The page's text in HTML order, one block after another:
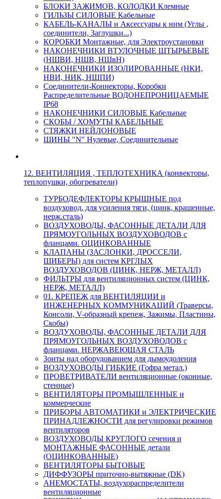
БЛОКИ ЗАЖИМОВ, КОЛОДКИ Клемные
ГИЛЬЗЫ СИЛОВЫЕ Кабельные
КАБЕЛЬ-КАНАЛЫ и Аксессуары к ним (Углы ,
соединители, Заглушки...)
КОРОБКИ Монтажные, для Электроустановки
НАКОНЕЧНИКИ ВТУЛОЧНЫЕ ШТЫРЬЕВЫЕ
(НШВИ, НШВ, НШвН)
НАКОНЕЧНИКИ ИЗОЛИРОВАННЫЕ (НКИ,
НВИ, НИК, НШПИ)
Соединители-Коннекторы, Коробки
Распределительные ВОДОНЕПРОНИЦАЕМЫЕ
IP68
НАКОНЕЧНИКИ СИЛОВЫЕ Кабельные
СКОБЫ / ХОМУТЫ КАБЕЛЬНЫЕ
СТЯЖКИ НЕЙЛОНОВЫЕ
ШИНЫ "N" Нулевые, Соединительные
12. ВЕНТИЛЯЦИЯ , ТЕПЛОТЕХНИКА (конвекторы,
теплопушки, обогреватели)
ТУРБОДЕФЛЕКТОРЫ КРЫШНЫЕ под
воздуховод, для усиления тяги, (цинк, крашенные,
нерж.сталь)
ВОЗДУХОВОДЫ, ФАСОННЫЕ ДЕТАЛИ ДЛЯ
ПРЯМОУГОЛЬНЫХ ВОЗДУХОВОДОВ с
фланцами. ОЦИНКОВАННЫЕ
КЛАПАНЫ (ЗАСЛОНКИ, ДРОССЕЛИ,
ШИБЕРЫ) для систем КРГЛЫХ
ВОЗДУХОВОДОВ (ЦИНК, НЕРЖ, МЕТАЛЛ)
ФИЛЬТРЫ для вентиляционных систем (ЦИНК,
НЕРЖ, МЕТАЛЛ)
01. КРЕПЕЖ для ВЕНТИЛЯЦИИ и
ИНЖЕНЕРНЫХ КОММУНИКАЦИЙ (Траверсы,
Консоли, V-образный крепеж, Зажимы, Пластины,
Скобы)
ВОЗДУХОВОДЫ, ФАСОННЫЕ ДЕТАЛИ ДЛЯ
ПРЯМОУГОЛЬНЫХ ВОЗДУХОВОДОВ с
фланцами. НЕРЖАВЕЮЩАЯ СТАЛЬ
Зонты над оборудованием для дымоудоления
ВОЗДУХОВОДЫ ГИБКИЕ (Гофра метал.)
ПРОВЕТРИВАТЕЛИ вентиляционные (оконные,
стенные)
ВЕНТИЛЯТОРЫ ПРОМЫШЛЕННЫЕ и
коммерческие
ПРИБОРЫ АВТОМАТИКИ и ЭЛЕКТРИЧЕСКИЕ
ПРИНАДЛЕЖНОСТИ для регулировки режимов
вентиляторов
ВОЗДУХОВОДЫ КРУГЛОГО сечения и
МОНТАЖНЫЕ ФАСОННЫЕ детали
(ОЦИНКОВАННЫЕ)
ВЕНТИЛЯТОРЫ БЫТОВЫЕ
ДИФФУЗОРЫ приточно-вытяжные (DK)
АНЕМОСТАТЫ, воздухораспределители
вентиляционные